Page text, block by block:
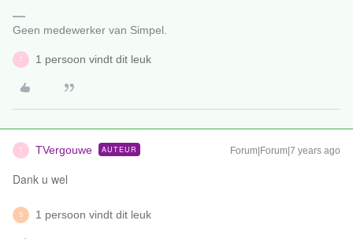
Geen medewerker van Simpel.
T 1 persoon vindt dit leuk
T TVergouwe AUTEUR Forum|Forum|7 years ago
Dank u wel
S 1 persoon vindt dit leuk